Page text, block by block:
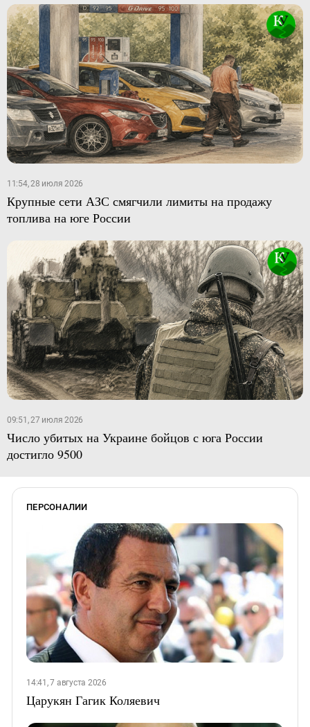
11:54, 28 июля 2026
Крупные сети АЗС смягчили лимиты на продажу
топлива на юге России
09:51, 27 июля 2026
Число убитых на Украине бойцов с юга России
достигло 9500
ПЕРСОНАЛИИ
14:41, 7 августа 2026
Царукян Гагик Коляевич